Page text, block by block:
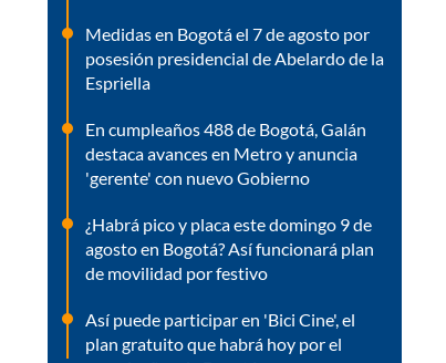
Medidas en Bogotá el 7 de agosto por
posesión presidencial de Abelardo de la
Espriella
En cumpleaños 488 de Bogotá, Galán
destaca avances en Metro y anuncia
'gerente' con nuevo Gobierno
¿Habrá pico y placa este domingo 9 de
agosto en Bogotá? Así funcionará plan
de movilidad por festivo
Así puede participar en 'Bici Cine', el
plan gratuito que habrá hoy por el